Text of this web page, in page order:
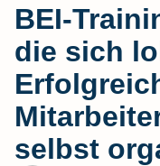
BEI-
die sich
selbst